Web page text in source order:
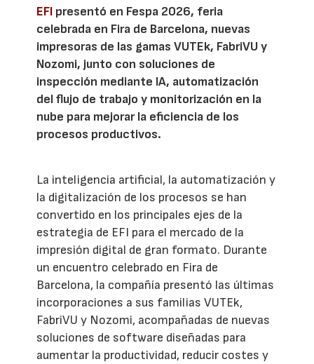
EFI presentó en Fespa 2026, feria
celebrada en Fira de Barcelona, nuevas
impresoras de las gamas VUTEk, FabriVU y
Nozomi, junto con soluciones de
inspección mediante IA, automatización
del flujo de trabajo y monitorización en la
nube para mejorar la eficiencia de los
procesos productivos.
La inteligencia artificial, la automatización y
la digitalización de los procesos se han
convertido en los principales ejes de la
estrategia de EFI para el mercado de la
impresión digital de gran formato. Durante
un encuentro celebrado en Fira de
Barcelona, la compañía presentó las últimas
incorporaciones a sus familias VUTEk,
FabriVU y Nozomi, acompañadas de nuevas
soluciones de software diseñadas para
aumentar la productividad, reducir costes y